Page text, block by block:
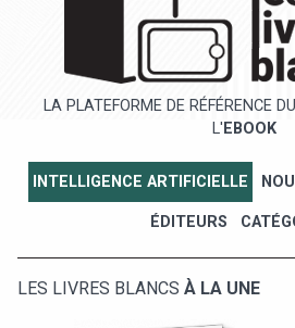
LA PLATEFORME DE RÉFÉRENCE DU
L' EBOOK
INTELLIGENCE ARTIFICIELLE
ÉDITEURS
LES LIVRES BLANCS À LA UNE